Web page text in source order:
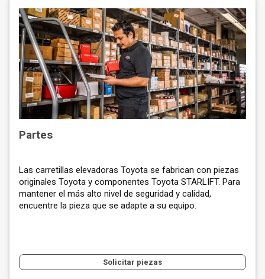
Partes
Las carretillas elevadoras Toyota se fabrican con piezas
originales Toyota y componentes Toyota STARLIFT. Para
mantener el más alto nivel de seguridad y calidad,
encuentre la pieza que se adapte a su equipo.
Solicitar piezas